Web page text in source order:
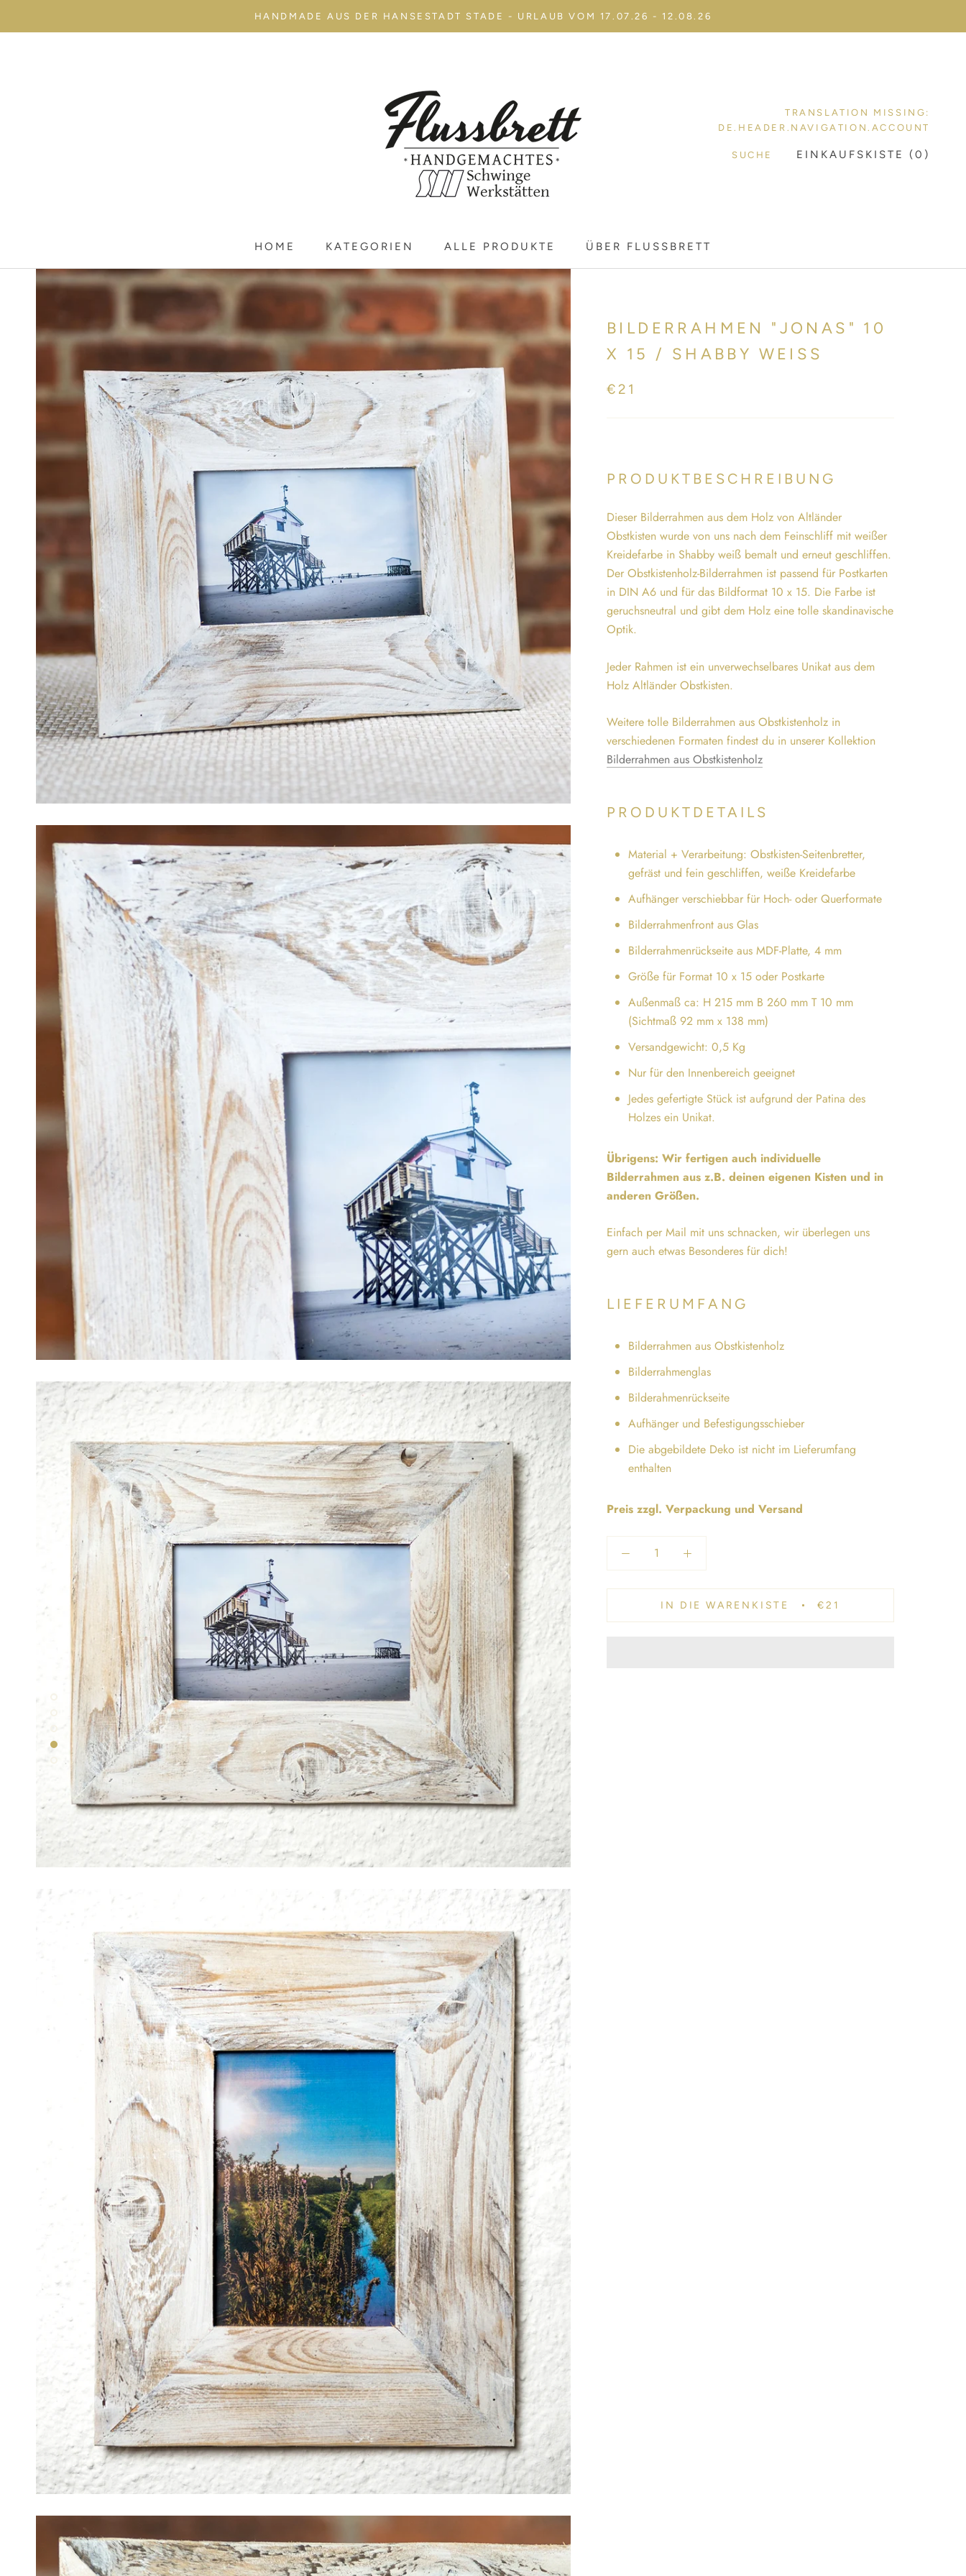
HANDMADE AUS DER HANSESTADT STADE - URLAUB VOM 17.07.26 - 12.08.26
HOME
KATEGORIEN
ALLE PRODUKTE
ÜBER FLUSSBRETT
TRANSLATION MISSING:
DE.HEADER.NAVIGATION.ACCOUNT
SUCHE EINKAUFSKISTE (0 )
BILDERRAHMEN "JONAS" 10
X 15 / SHABBY WEISS
€21
PRODUKTBESCHREIBUNG
Dieser Bilderrahmen aus dem Holz von Altländer
Obstkisten wurde von uns nach dem Feinschliff mit weißer
Kreidefarbe in Shabby weiß bemalt und erneut geschliffen.
Der Obstkistenholz-Bilderrahmen ist passend für Postkarten
in DIN A6 und für das Bildformat 10 x 15. Die Farbe ist
geruchsneutral und gibt dem Holz eine tolle skandinavische
Optik.
Jeder Rahmen ist ein unverwechselbares Unikat aus dem
Holz Altländer Obstkisten.
Weitere tolle Bilderrahmen aus Obstkistenholz in
verschiedenen Formaten findest du in unserer Kollektion
Bilderrahmen aus Obstkistenholz
PRODUKTDETAILS
Material + Verarbeitung: Obstkisten-Seitenbretter,
gefräst und fein geschliffen, weiße Kreidefarbe
Aufhänger verschiebbar für Hoch- oder Querformate
Bilderrahmenfront aus Glas
Bilderrahmenrückseite aus MDF-Platte, 4 mm
Größe für Format 10 x 15 oder Postkarte
Außenmaß ca: H 215 mm B 260 mm T 10 mm
(Sichtmaß 92 mm x 138 mm)
Versandgewicht: 0,5 Kg
Nur für den Innenbereich geeignet
Jedes gefertigte Stück ist aufgrund der Patina des
Holzes ein Unikat.
Übrigens: Wir fertigen auch individuelle
Bilderrahmen aus z.B. deinen eigenen Kisten und in
anderen Größen.
Einfach per Mail mit uns schnacken, wir überlegen uns
gern auch etwas Besonderes für dich!
LIEFERUMFANG
Bilderrahmen aus Obstkistenholz
Bilderrahmenglas
Bilderahmenrückseite
Aufhänger und Befestigungsschieber
Die abgebildete Deko ist nicht im Lieferumfang
enthalten
Preis zzgl. Verpackung und Versand
IN DIE WARENKISTE €21